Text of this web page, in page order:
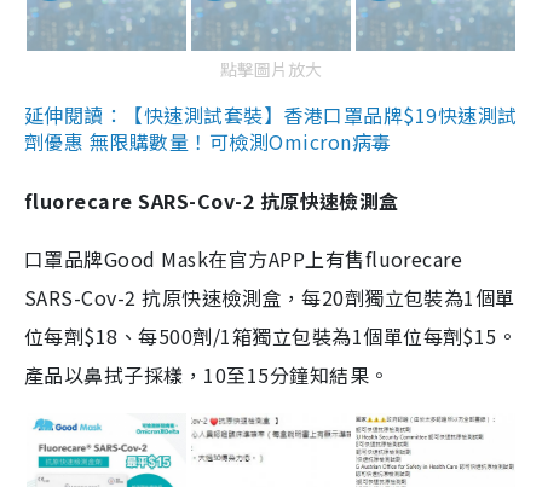
點擊圖片放大
延伸閱讀：【快速測試套裝】香港口罩品牌$19快速測試
劑優惠 無限購數量！可檢測Omicron病毒
fluorecare SARS-Cov-2 抗原快速檢測盒
口罩品牌Good Mask在官方APP上有售fluorecare
SARS-Cov-2 抗原快速檢測盒，每20劑獨立包裝為1個單
位每劑$18、每500劑/1箱獨立包裝為1個單位每劑$15。
產品以鼻拭子採樣，10至15分鐘知結果。